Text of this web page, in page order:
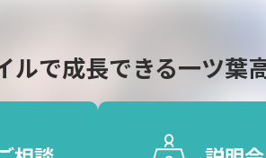
ルで成長できる一ツ葉